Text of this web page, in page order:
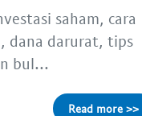
saham, cara
dana darurat, tips
bul...
Read more >>